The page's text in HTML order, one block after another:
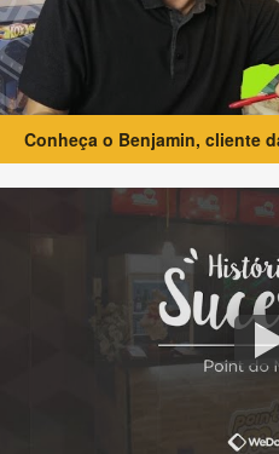
Conheça o Benjamin, cliente